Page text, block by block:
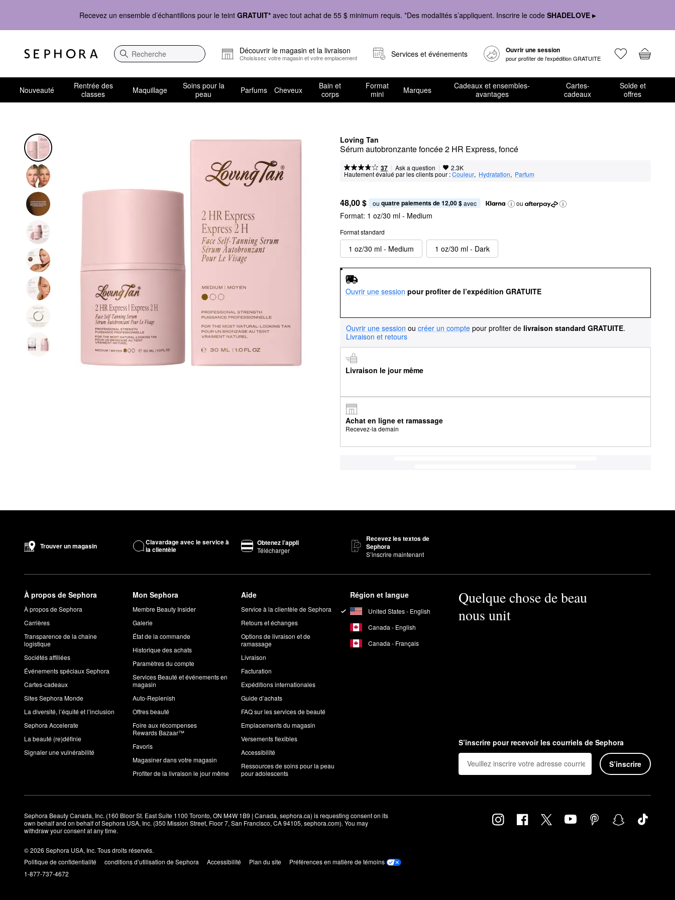
Recevez un ensemble d’échantillons pour le teint GRATUIT* avec tout achat de 55 $ minimum requis. *Des modalités s’appliquent. Inscrire le code SHADELOVE ▸
Recherche
Découvrir le magasin et la livraison
Choisissez votre magasin et votre emplacement Services et événements Ouvrir une session
pour profiter de l’expédition GRATUITE
Nouveauté
Rentrée des
classes
Maquillage
Soins pour la
peau
Parfums Cheveux
Bain et
corps
Format
mini
Marques
Cadeaux et ensembles-
avantages
Cartes-
cadeaux
Solde et
offres
Loving Tan
Sérum autobronzante foncée 2 HR Express, foncé
37 | Ask a question | 2.3K
Hautement évalué par les clients pour :Couleur, Hydratation, Parfum
48,00 $ ou quatre paiements de 12,00 $ avec ou
Format: 1 oz/30 ml - Medium
Format standard
1 oz/30 ml - Medium 1 oz/30 ml - Dark
Ouvrir une session pour profiter de l’expédition GRATUITE
Ouvrir une session ou créer un compte pour profiter de livraison standard GRATUITE.
Livraison et retours
Livraison le jour même
Achat en ligne et ramassage
Recevez-la demain
Trouver un magasin
Clavardage avec le service à
la clientèle
Obtenez l’appli
Télécharger
Recevez les textos de
Sephora
S’inscrire maintenant
À propos de Sephora
À propos de Sephora
Carrières
Transparence de la chaîne
logistique
Sociétés affiliées
Événements spéciaux Sephora
Cartes-cadeaux
Sites Sephora Monde
La diversité, l’équité et l’inclusion
Sephora Accelerate
La beauté (re)définie
Signaler une vulnérabilité
Mon Sephora
Membre Beauty Insider
Galerie
État de la commande
Historique des achats
Paramètres du compte
Services Beauté et événements en
magasin
Auto-Replenish
Offres beauté
Foire aux récompenses
Rewards Bazaar™
Favoris
Magasiner dans votre magasin
Profiter de la livraison le jour même
Aide
Service à la clientèle de Sephora
Retours et échanges
Options de livraison et de
ramassage
Livraison
Facturation
Expéditions internationales
Guide d’achats
FAQ sur les services de beauté
Emplacements du magasin
Versements flexibles
Accessibilité
Ressources de soins pour la peau
pour adolescents
Région et langue
United States - English
Canada - English
Canada - Français
Quelque chose de beau
nous unit
S’inscrire pour recevoir les courriels de Sephora
S’inscrire
Sephora Beauty Canada, Inc. (160 Bloor St. East Suite 1100 Toronto, ON M4W 1B9 | Canada, sephora.ca) is requesting consent on its
own behalf and on behalf of Sephora USA, Inc. (350 Mission Street, Floor 7, San Francisco, CA 94105, sephora.com). You may
withdraw your consent at any time.
© 2026 Sephora USA, Inc. Tous droits réservés.
Politique de confidentialité
conditions d’utilisation de Sephora Accessibilité Plan du site
Préférences en matière de témoins
1-877-737-4672